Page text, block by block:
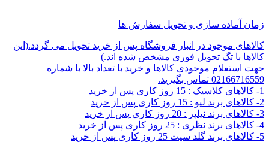
زمان آماده سازی و تحویل سفارش ها
کالاهای موجود در انبار فروشگاه پس از خرید تحویل می گردد.(این
کالاها با تگ تحویل فوری مشخص شده اند.)
جهت استعلام موجودی کالاها و خرید با تعداد بالا با شماره
02166716559 تماس بگیرید.
1- کالاهای کلاسیک : 15 روز کاری پس از خرید
2- کالاهای برند لیو : 15 روز کاری پس از خرید
3- کالاهای برند نیلپر : 20 روز کاری پس از خرید
4- کالاهای برند نظری : 25 روز کاری پس از خرید
5- کالاهای برند گلد سیت 25 روز کاری پس از خرید